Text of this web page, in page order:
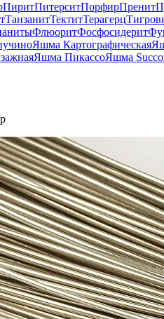
ПиритПитерситПорфирПренит
ТанзанитТектитТерагерц
ФлюоритФосфосидерит
Яшма Картографическая
Яшма ПикассоЯшма